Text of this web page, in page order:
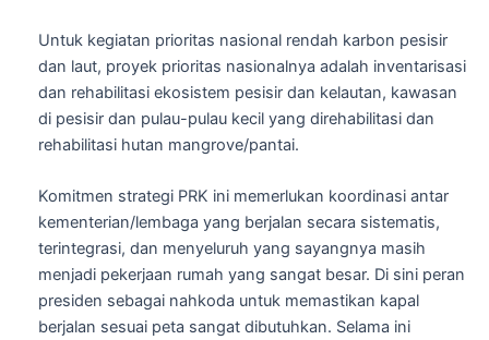
Untuk kegiatan prioritas nasional rendah karbon pesisir
dan laut, proyek prioritas nasionalnya adalah inventarisasi
dan rehabilitasi ekosistem pesisir dan kelautan, kawasan
di pesisir dan pulau-pulau kecil yang direhabilitasi dan
rehabilitasi hutan mangrove/pantai.
Komitmen strategi PRK ini memerlukan koordinasi antar
kementerian/lembaga yang berjalan secara sistematis,
terintegrasi, dan menyeluruh yang sayangnya masih
menjadi pekerjaan rumah yang sangat besar. Di sini peran
presiden sebagai nahkoda untuk memastikan kapal
berjalan sesuai peta sangat dibutuhkan. Selama ini